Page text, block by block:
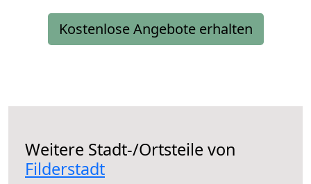
Kostenlose Angebote erhalten
Weitere Stadt-/Ortsteile von
Filderstadt